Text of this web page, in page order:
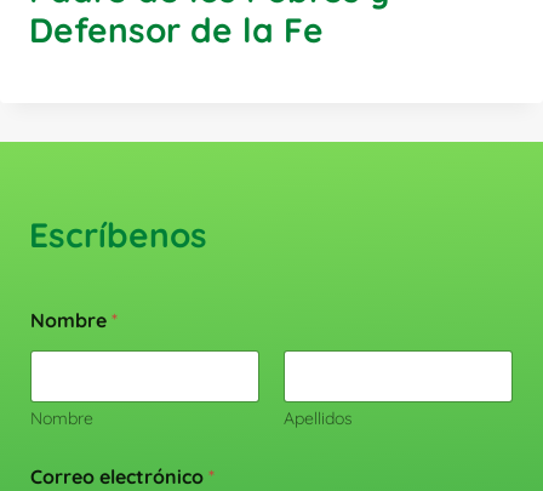
Defensor de la Fe
Escríbenos
Nombre *
Nombre Apellidos
Correo electrónico *